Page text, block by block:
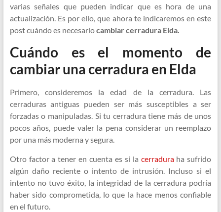
varias señales que pueden indicar que es hora de una
actualización. Es por ello, que ahora te indicaremos en este
post cuándo es necesariocambiar cerradura Elda.
Cuándo es el momento de
cambiar una cerradura en Elda
Primero, consideremos la edad de la cerradura. Las
cerraduras antiguas pueden ser más susceptibles a ser
forzadas o manipuladas. Si tu cerradura tiene más de unos
pocos años, puede valer la pena considerar un reemplazo
por una más moderna y segura.
Otro factor a tener en cuenta es si la cerraduraha sufrido
algún daño reciente o intento de intrusión. Incluso si el
intento no tuvo éxito, la integridad de la cerradura podría
haber sido comprometida, lo que la hace menos confiable
en el futuro.